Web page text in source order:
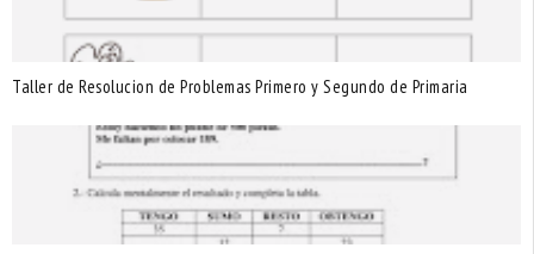
Taller de Resolucion de Problemas Primero y Segundo de Primaria